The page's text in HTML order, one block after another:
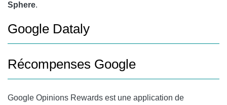
Sphere.
Google Dataly
Récompenses Google
Google Opinions Rewards est une application de